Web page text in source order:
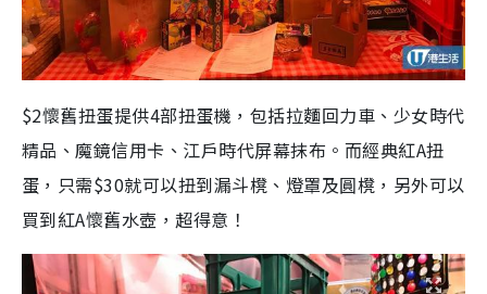
$2懷舊扭蛋提供4部扭蛋機，包括拉麵回力車、少女時代
精品、魔鏡信用卡、江戶時代屏幕抹布。而經典紅A扭
蛋，只需$30就可以扭到漏斗櫈、燈罩及圓櫈，另外可以
買到紅A懷舊水壺，超得意！